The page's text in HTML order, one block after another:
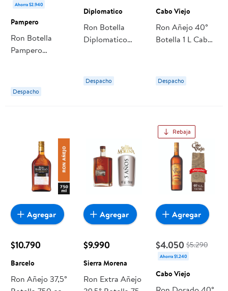
Ahorra $2.940
Pampero
Ron Botella
Pampero
Despacho
Diplomatico
Ron Botella
Diplomatico
Despacho
Cabo Viejo
Ron Añejo 40°
Botella 1 L Cabo
Despacho
$10.790
Barcelo
Ron Añejo 37,5°
Agregar
$9.990
Sierra Morena
Ron Extra Añejo
Agregar
Rebaja
$4.050 $5.290
Ahorra $1.240
Cabo Viejo
Agregar